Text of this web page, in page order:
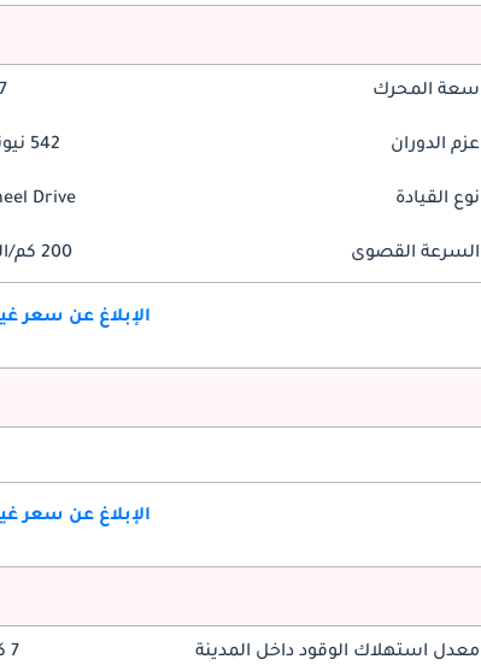
سعة المحرك
عزم الدوران 542 نيوتن-متر
نوع القيادة Drive
السرعة القصوى 200 كم/الساعة
الإبلاغ عن سعر
الإبلاغ عن سعر
معدل استهلاك الوقود داخل المدينة 7 كم/ليتر